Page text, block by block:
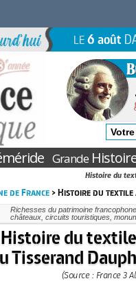
LE6 août
Grande
Histoire du
de France> Histoire du textile
Richesses du patrimoine
châteaux, circuits touristiques,
Histoire du
Tisserand
(Source : France 3